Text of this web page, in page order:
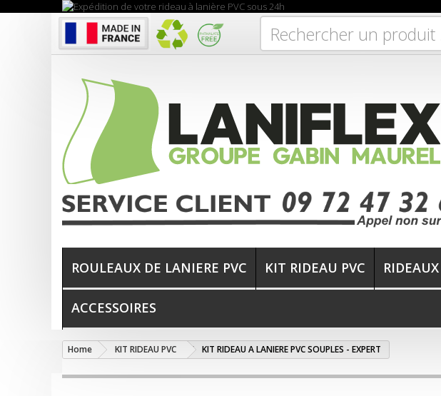
ROULEAUX DE LANIERE PVC KIT RIDEAU PVC
ACCESSOIRES
Home KIT RIDEAU PVC KIT RIDEAU A LANIERE PVC SOUPLES - EXPERT